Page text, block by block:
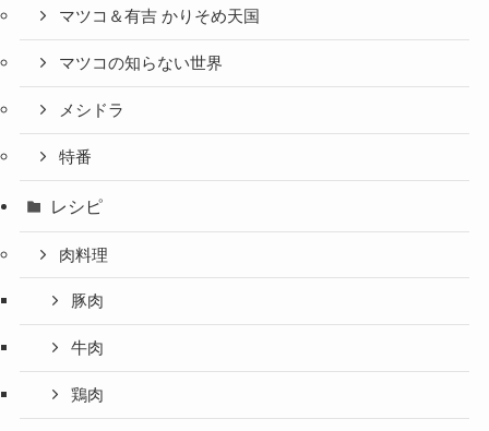
マツコ＆有吉 かりそめ天国
マツコの知らない世界
メシドラ
特番
レシピ
肉料理
豚肉
牛肉
鶏肉